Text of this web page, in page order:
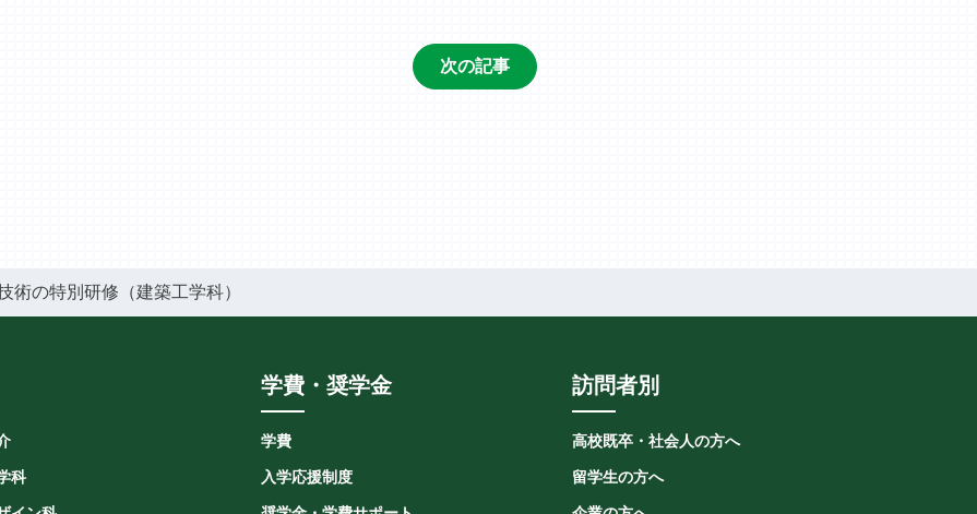
次の記事
術の特別研修（建築工学科）
科
学費・奨学金
学費
入学応援制度
訪問者別
高校既卒・社会人の方へ
留学生の方へ